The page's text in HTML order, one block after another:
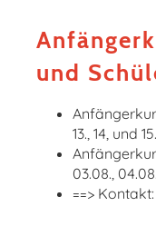
und
13., 14, und
03.08.,
==>